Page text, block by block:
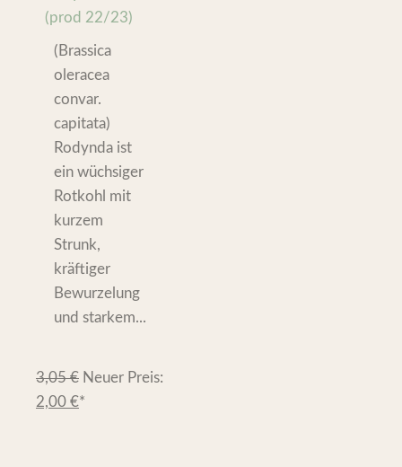
(prod 22/23)
(Brassica
oleracea
convar.
capitata)
Rodynda ist
ein wüchsiger
Rotkohl mit
kurzem
Strunk,
kräftiger
Bewurzelung
und starkem...
3,05€ Neuer Preis:
2,00 €*